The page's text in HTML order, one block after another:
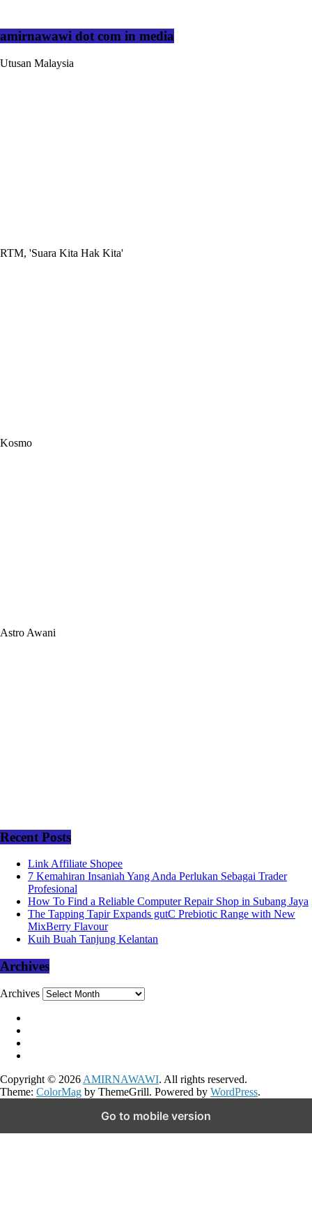
amirnawawi dot com in media
Utusan Malaysia
RTM, 'Suara Kita Hak Kita'
Kosmo
Astro Awani
Recent Posts
Link Affiliate Shopee
7 Kemahiran Insaniah Yang Anda Perlukan Sebagai Trader
Profesional
How To Find a Reliable Computer Repair Shop in Subang Jaya
The Tapping Tapir Expands gutC Prebiotic Range with New
MixBerry Flavour
Kuih Buah Tanjung Kelantan
Archives
Archives
Copyright © 2026 AMIRNAWAWI. All rights reserved.
Theme: ColorMag by ThemeGrill. Powered by WordPress.
Go to mobile version